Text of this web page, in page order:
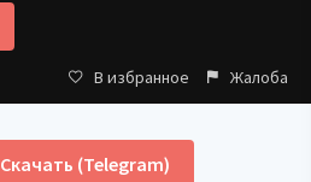
В избранное Жалоба
Скачать (Telegram)